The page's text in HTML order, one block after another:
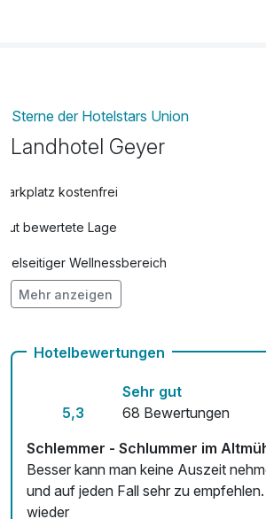
Sterne der Hotelstars Union
Landhotel Geyer
Parkplatz kostenfrei
Gut bewertete Lage
Vielseitiger Wellnessbereich
Hunde im Hotel nicht erlaubt
Fitnessgeräte stehen bereit
Kostenloses W-LAN
Zimmerservice verfügbar
Mit Hotelbar
Mehr anzeigen
Hotelbewertungen
5,3
Sehr gut
68 Bewertungen
Schlemmer - Schlummer im
Besser kann man keine Auszeit
und auf jeden Fall sehr zu
wieder